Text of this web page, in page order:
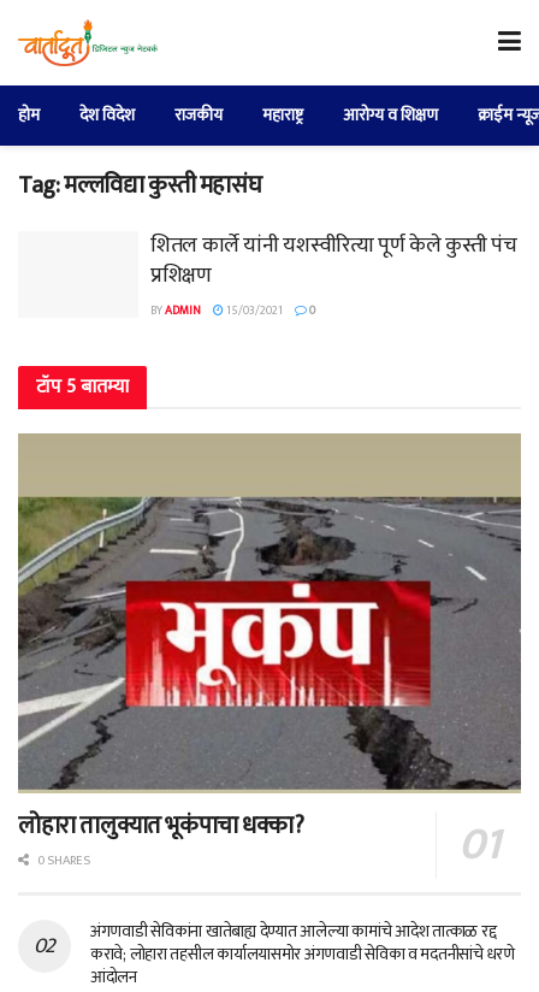
होम देश विदेश राजकीय महाराष्ट्र आरोग्य व शिक्षण क्राईम
Tag:मल्लविद्या कुस्ती महासंघ
शितल कार्ले यांनी यशस्वीरित्या पूर्ण केले कुस्ती पंच
प्रशिक्षण
BYADMIN 15/03/2021 0
टॉप 5 बातम्या
लोहारा तालुक्यात भूकंपाचा धक्का?
0 SHARES
अंगणवाडी सेविकांना खातेबाह्य देण्यात आलेल्या कामांचे आदेश तात्काळ रद्द
करावे; लोहारा तहसील कार्यालयासमोर अंगणवाडी सेविका व मदतनीसांचे धरणे
आंदोलन